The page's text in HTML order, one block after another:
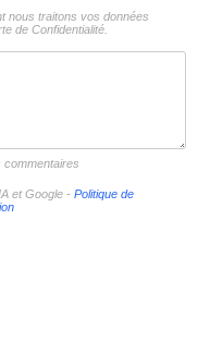
nous traitons vos données
de Confidentialité.
commentaires
et Google - Politique de